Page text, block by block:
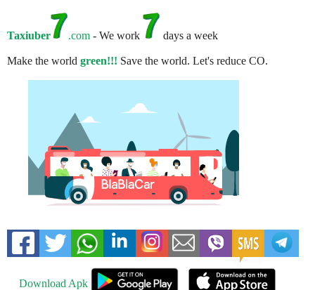
Taxiuber .com - We work days a week
Make the world green!!! Save the world. Let's reduce CO.
Download Apk